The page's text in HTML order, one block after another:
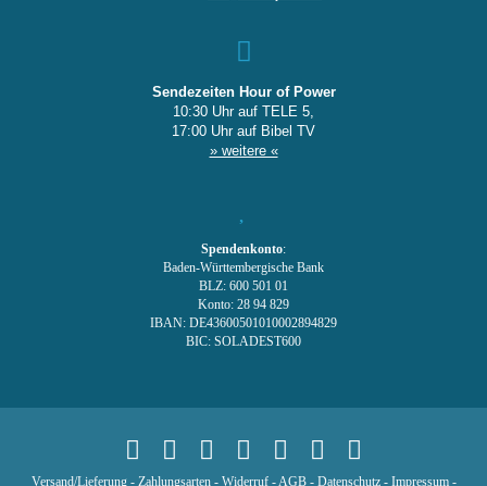
Sendezeiten Hour of Power
10:30 Uhr auf TELE 5,
17:00 Uhr auf Bibel TV
» weitere «
Spendenkonto:
Baden-Württembergische Bank
BLZ: 600 501 01
Konto: 28 94 829
IBAN: DE43600501010002894829
BIC: SOLADEST600
Versand/Lieferung- Zahlungsarten- Widerruf-AGB- Datenschutz- Impressum-